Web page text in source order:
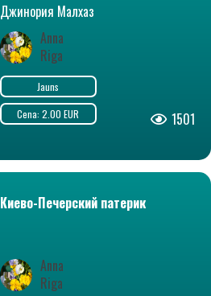
Джинория Малхаз
Anna
Riga
Jauns
Cena: 2.00 EUR
1501
Киево-Печерский патерик
Anna
Riga